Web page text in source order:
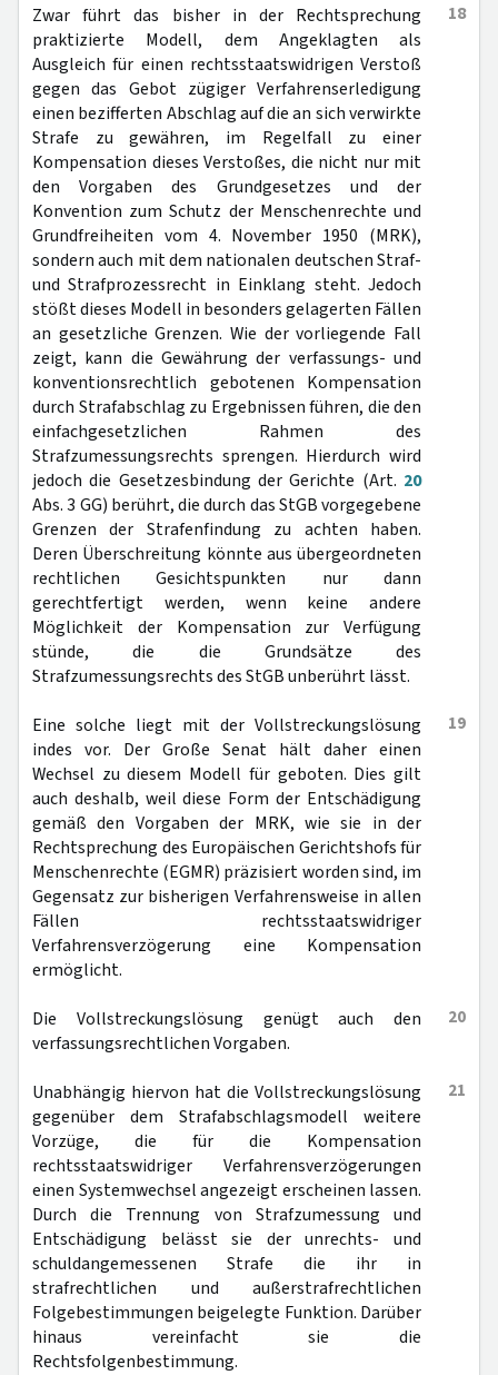
18
Zwar führt das bisher in der Rechtsprechung
praktizierte Modell, dem Angeklagten als
Ausgleich für einen rechtsstaatswidrigen Verstoß
gegen das Gebot zügiger Verfahrenserledigung
einen bezifferten Abschlag auf die an sich verwirkte
Strafe zu gewähren, im Regelfall zu einer
Kompensation dieses Verstoßes, die nicht nur mit
den Vorgaben des Grundgesetzes und der
Konvention zum Schutz der Menschenrechte und
Grundfreiheiten vom 4. November 1950 (MRK),
sondern auch mit dem nationalen deutschen Straf-
und Strafprozessrecht in Einklang steht. Jedoch
stößt dieses Modell in besonders gelagerten Fällen
an gesetzliche Grenzen. Wie der vorliegende Fall
zeigt, kann die Gewährung der verfassungs- und
konventionsrechtlich gebotenen Kompensation
durch Strafabschlag zu Ergebnissen führen, die den
einfachgesetzlichen Rahmen des
Strafzumessungsrechts sprengen. Hierdurch wird
jedoch die Gesetzesbindung der Gerichte (Art. 20
Abs. 3 GG) berührt, die durch das StGB vorgegebene
Grenzen der Strafenfindung zu achten haben.
Deren Überschreitung könnte aus übergeordneten
rechtlichen Gesichtspunkten nur dann
gerechtfertigt werden, wenn keine andere
Möglichkeit der Kompensation zur Verfügung
stünde, die die Grundsätze des
Strafzumessungsrechts des StGB unberührt lässt.
19
Eine solche liegt mit der Vollstreckungslösung
indes vor. Der Große Senat hält daher einen
Wechsel zu diesem Modell für geboten. Dies gilt
auch deshalb, weil diese Form der Entschädigung
gemäß den Vorgaben der MRK, wie sie in der
Rechtsprechung des Europäischen Gerichtshofs für
Menschenrechte (EGMR) präzisiert worden sind, im
Gegensatz zur bisherigen Verfahrensweise in allen
Fällen rechtsstaatswidriger
Verfahrensverzögerung eine Kompensation
ermöglicht.
20
Die Vollstreckungslösung genügt auch den
verfassungsrechtlichen Vorgaben.
21
Unabhängig hiervon hat die Vollstreckungslösung
gegenüber dem Strafabschlagsmodell weitere
Vorzüge, die für die Kompensation
rechtsstaatswidriger Verfahrensverzögerungen
einen Systemwechsel angezeigt erscheinen lassen.
Durch die Trennung von Strafzumessung und
Entschädigung belässt sie der unrechts- und
schuldangemessenen Strafe die ihr in
strafrechtlichen und außerstrafrechtlichen
Folgebestimmungen beigelegte Funktion. Darüber
hinaus vereinfacht sie die
Rechtsfolgenbestimmung.